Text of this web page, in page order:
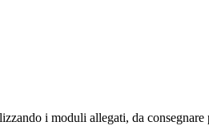
i moduli allegati, da